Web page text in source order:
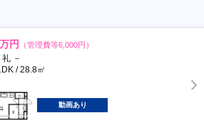
万円 （管理費等6,000円）
－
/ 28.8㎡
動画あり